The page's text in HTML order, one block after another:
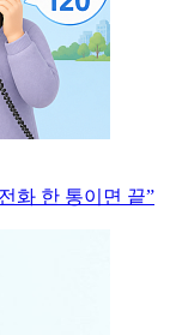
화 한 통이면 끝”